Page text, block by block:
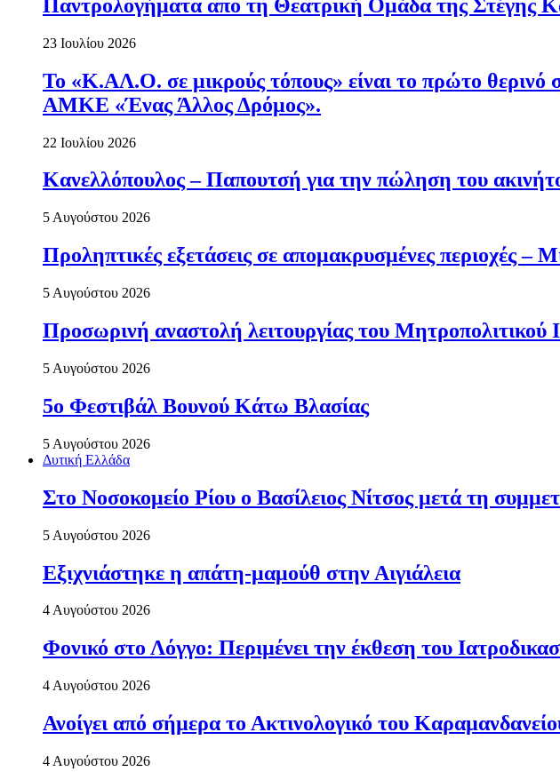
Παντρολογήματα απο τη Θεατρική Ομάδα της Στέγης
23 Ιουλίου 2026
Το «Κ.ΑΛ.Ο. σε μικρούς τόπους» είναι το πρώτο θερινό
ΑΜΚΕ «Ένας Άλλος Δρόμος».
22 Ιουλίου 2026
Κανελλόπουλος – Παπουτσή για την πώληση του
5 Αυγούστου 2026
Προληπτικές εξετάσεις σε απομακρυσμένες περιοχές –
5 Αυγούστου 2026
Προσωρινή αναστολή λειτουργίας του
5 Αυγούστου 2026
5ο Φεστιβάλ Βουνού Κάτω Βλασίας
5 Αυγούστου 2026
Δυτική Ελλάδα
Στο Νοσοκομείο Ρίου ο Βασίλειος Νίτσος μετά τη
5 Αυγούστου 2026
Εξιχνιάστηκε η απάτη-μαμούθ στην Αιγιάλεια
4 Αυγούστου 2026
Φονικό στο Λόγγο: Περιµένει την έκθεση του
4 Αυγούστου 2026
Ανοίγει από σήµερα το Ακτινολογικό του
4 Αυγούστου 2026